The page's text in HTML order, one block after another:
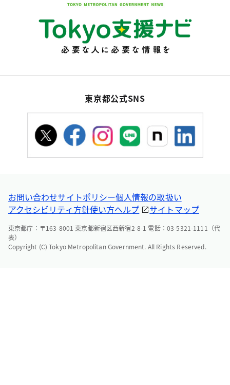
東京都公式SNS
お問い合わせサイトポリシー個人情報の取扱い
アクセシビリティ方針使い方ヘルプ サイトマップ
東京都庁：〒163-8001 東京都新宿区西新宿2-8-1 電話：03-5321-1111（代
表）
Copyright (C) Tokyo Metropolitan Government. All Rights Reserved.